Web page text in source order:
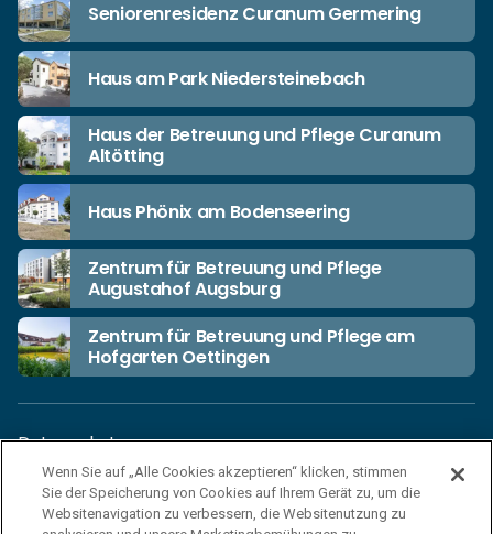
Seniorenresidenz Curanum Germering
Haus am Park Niedersteinebach
Haus der Betreuung und Pflege Curanum
Altötting
Haus Phönix am Bodenseering
Zentrum für Betreuung und Pflege
Augustahof Augsburg
Zentrum für Betreuung und Pflege am
Hofgarten Oettingen
Datenschutz
Unsere Netiquette
Einkaufsbedingungen
Wenn Sie auf „Alle Cookies akzeptieren“ klicken, stimmen
Sie der Speicherung von Cookies auf Ihrem Gerät zu, um die
Websitenavigation zu verbessern, die Websitenutzung zu